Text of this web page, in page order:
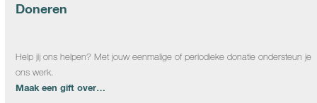
Doneren
Help jij ons helpen? Met jouw eenmalige of periodieke donatie ondersteun je
ons werk.
Maak een gift over…